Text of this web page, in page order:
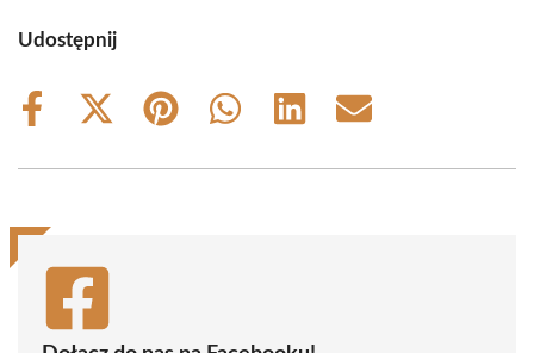
Udostępnij
Share
Share
(Twitter)
Share
Share
Share
Share